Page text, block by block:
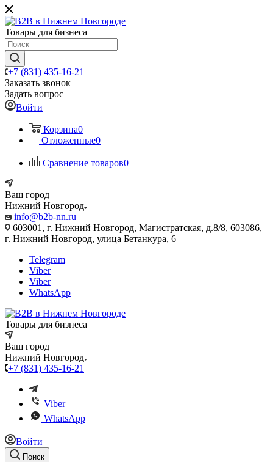
Товары для бизнеса
+7 (831) 435-16-21
Заказать звонок
Задать вопрос
Войти
Корзина0
Отложенные0
Сравнение товаров0
Ваш город
Нижний Новгород
info@b2b-nn.ru
603001, г. Нижний Новгород, Магистратская, д.8/8, 603086,
г. Нижний Новгород, улица Бетанкура, 6
Telegram
Viber
Viber
WhatsApp
Товары для бизнеса
Ваш город
Нижний Новгород
+7 (831) 435-16-21
Viber
WhatsApp
Войти
Поиск